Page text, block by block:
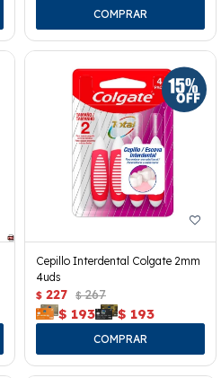
Cepillo Interdental Colgate 2mm
4uds
$ 227 $ 267
$ 193 $ 193